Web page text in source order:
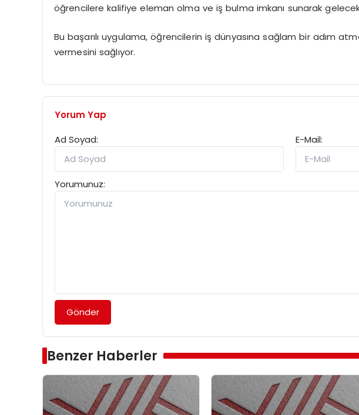
öğrencilere kalifiye eleman olma ve iş bulma imkanı sunarak
Bu başarılı uygulama, öğrencilerin iş dünyasına sağlam bir adım
vermesini sağlıyor.
Yorum Yap
Ad Soyad:
E-Mail:
Yorumunuz:
Gönder
Benzer Haberler